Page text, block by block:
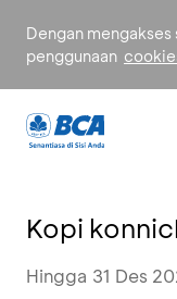
Dengan
penggunaan
Kopi
Hingga 31 Des